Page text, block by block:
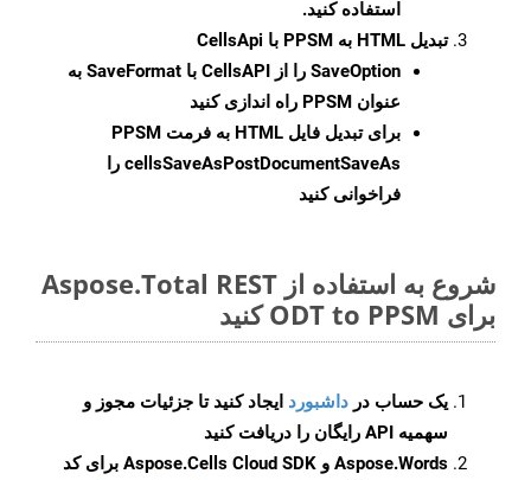
استفاده کنید.
تبدیل HTML به PPSM با CellsApi
SaveOption
را از CellsAPI با SaveFormat به
عنوان PPSM راه اندازی کنید
برای تبدیل فایل HTML به فرمت
PPSM
cellsSaveAsPostDocumentSaveAs را
فراخوانی کنید
شروع به استفاده از Aspose.Total REST
برای ODT to PPSM کنید
یک حساب در داشبورد ایجاد کنید تا جزئیات مجوز و
سهمیه API رایگان را دریافت کنید
Aspose.Words و Aspose.Cells Cloud SDK برای کد